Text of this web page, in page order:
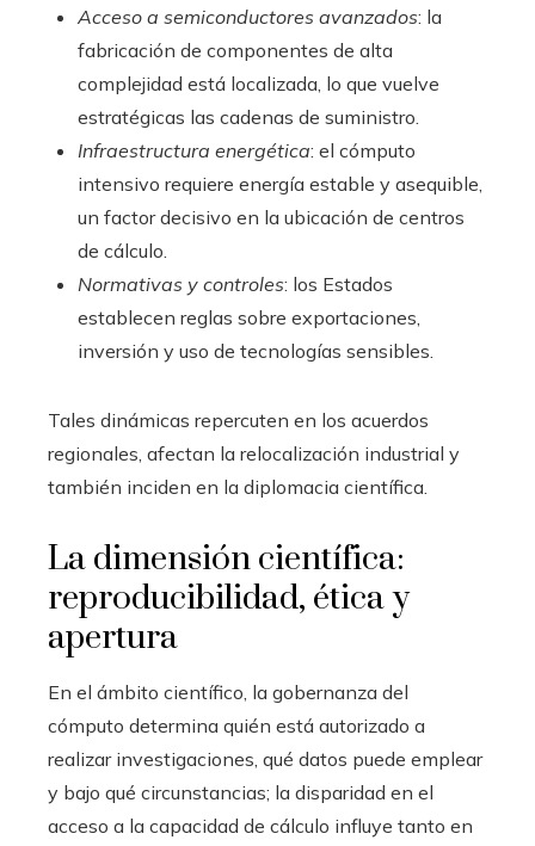
Acceso a semiconductores avanzados: la
fabricación de componentes de alta
complejidad está localizada, lo que vuelve
estratégicas las cadenas de suministro.
Infraestructura energética: el cómputo
intensivo requiere energía estable y asequible,
un factor decisivo en la ubicación de centros
de cálculo.
Normativas y controles: los Estados
establecen reglas sobre exportaciones,
inversión y uso de tecnologías sensibles.
Tales dinámicas repercuten en los acuerdos
regionales, afectan la relocalización industrial y
también inciden en la diplomacia científica.
La dimensión científica:
reproducibilidad, ética y
apertura
En el ámbito científico, la gobernanza del
cómputo determina quién está autorizado a
realizar investigaciones, qué datos puede emplear
y bajo qué circunstancias; la disparidad en el
acceso a la capacidad de cálculo influye tanto en